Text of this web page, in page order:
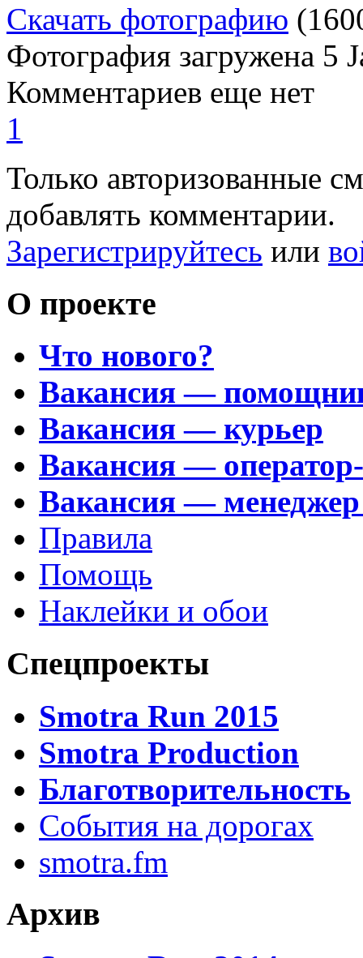
Скачать фотографию
Фотография загружена 5
Комментариев еще нет
1
Только авторизованные
добавлять комментарии.
Зарегистрируйтесь или
О проекте
Что нового?
Вакансия —
Вакансия — курьер
Вакансия —
Вакансия —
Правила
Помощь
Наклейки и обои
Спецпроекты
Smotra Run 2015
Smotra Production
Благотворительность
События на дорогах
smotra.fm
Архив